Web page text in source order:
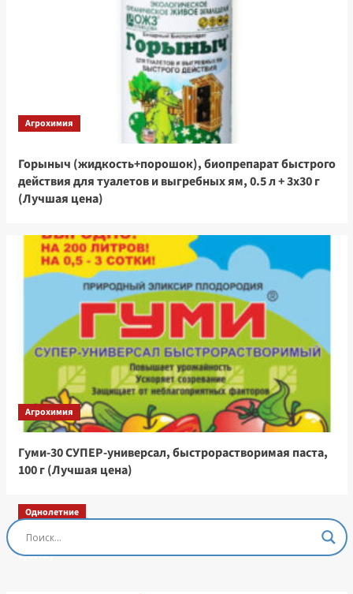
Агрохимия
Горыныч (жидкость+порошок), биопрепарат быстрого
действия для туалетов и выгребных ям, 0.5 л + 3х30 г
(Лучшая цена)
Агрохимия
Гуми-30 СУПЕР-универсал, быстрорастворимая паста,
100 г (Лучшая цена)
Однолетние
Остеоспермум Пэшн Роуз, 3 шт семян (Лучшая
цена)